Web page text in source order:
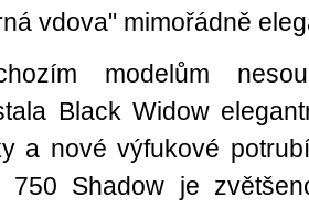
vdova" mimořádně
modelům
Black Widow
a nové výfukové
750 Shadow je